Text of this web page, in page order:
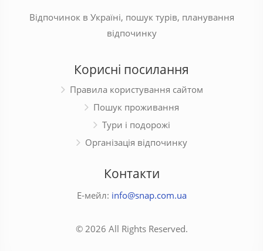
Відпочинок в Україні, пошук турів, планування
відпочинку
Корисні посилання
Правила користування сайтом
Пошук проживання
Тури і подорожі
Організація відпочинку
Контакти
Е-мейл: info@snap.com.ua
© 2026 All Rights Reserved.